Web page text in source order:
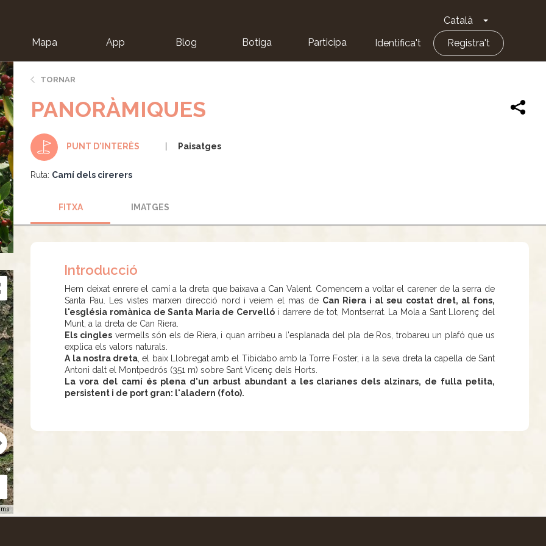
Català Toggle
Mapa App Blog Botiga Participa Identifica't Registra't
TORNAR
PANORÀMIQUES
PUNT D'INTERÈS Paisatges
Ruta: Camí dels cirerers
FITXA IMATGES
Introducció
Hem deixat enrere el camí a la dreta que baixava a Can Valent. Comencem a voltar el carener de la serra de
Santa Pau. Les vistes marxen direcció nord i veiem el mas de Can Riera i al seu costat dret, al fons,
l'església romànica de Santa Maria de Cervellói darrere de tot, Montserrat. La Mola a Sant Llorenç del
Munt, a la dreta de Can Riera.
Els cingles vermells són els de Riera, i quan arribeu a l'esplanada del pla de Ros, trobareu un plafó que us
explica els valors naturals.
A la nostra dreta , el baix Llobregat amb el Tibidabo amb la Torre Foster, i a la seva dreta la capella de Sant
Antoni dalt el Montpedrós (351 m) sobre Sant Vicenç dels Horts.
La vora del camí és plena d'un arbust abundant a les clarianes dels alzinars, de fulla petita,
persistent i de port gran: l'aladern (foto).